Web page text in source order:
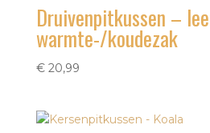
Druivenpitkussen –
warmte-/koudezak
€20,99